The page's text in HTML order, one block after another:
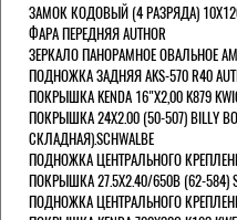
ЗАМОК КОДОВЫЙ (4 РАЗРЯДА)
ФАРА ПЕРЕДНЯЯ AUTHOR
ЗЕРКАЛО ПАНОРАМНОЕ ОВАЛЬНОЕ AM-
ПОДНОЖКА ЗАДНЯЯ AKS-570 R40
ПОКРЫШКА KENDA 16"Х2,00 K879
ПОКРЫШКА 24X2.00 (50-507) BILLY
СКЛАДНАЯ).SCHWALBE
ПОДНОЖКА ЦЕНТРАЛЬНОГО
ПОКРЫШКА 27.5X2.40/650B (62-584)
ПОДНОЖКА ЦЕНТРАЛЬНОГО